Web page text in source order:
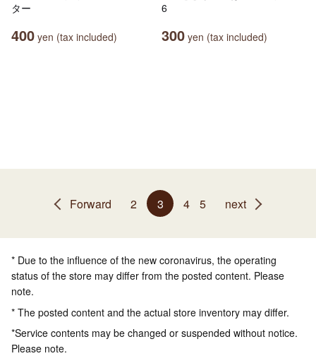
ター
400 yen (tax included)
6
300 yen (tax included)
Forward 2 3 4 5 next
* Due to the influence of the new coronavirus, the operating
status of the store may differ from the posted content. Please
note.
* The posted content and the actual store inventory may differ.
*Service contents may be changed or suspended without notice.
Please note.